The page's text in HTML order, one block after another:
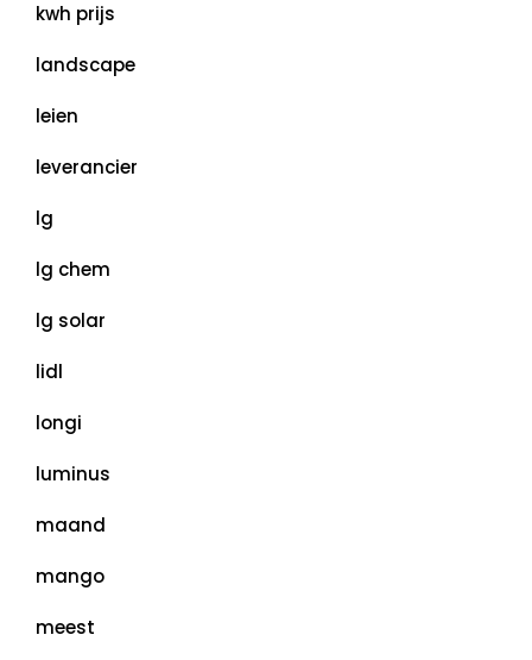
kwh prijs
landscape
leien
leverancier
lg
lg chem
lg solar
lidl
longi
luminus
maand
mango
meest